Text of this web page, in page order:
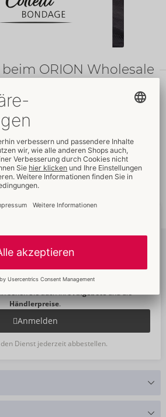
ORION Wholesale
Kundenservice
NeueTrends
abonnieren
zu abonnieren, melden Sie sich bitte im
sehen Sie auch IhreAngeboteund die
Händlerpreise.
Anmelden
Dienst jederzeit abbestellen.